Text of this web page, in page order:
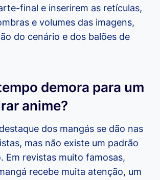
final e inserirem as retículas,
e volumes das imagens,
do cenário e dos balões de
demora para um
anime?
dos mangás se dão nas
mas não existe um padrão
Em revistas muito famosas,
recebe muita atenção, um